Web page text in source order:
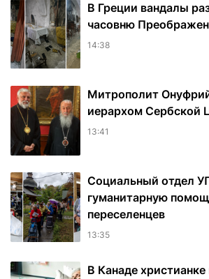
В Греции вандалы
часовню
14:38
Митрополит
иерархом Сербской
13:41
Социальный отдел
гуманитарную
переселенцев
13:35
В Канаде христианке